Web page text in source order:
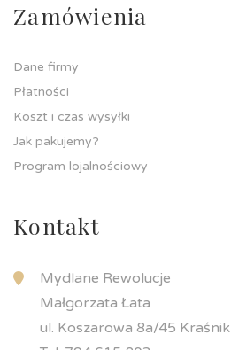
Zamówienia
Dane firmy
Płatności
Koszt i czas wysyłki
Jak pakujemy?
Program lojalnościowy
Kontakt
Mydlane Rewolucje
Małgorzata Łata
ul. Koszarowa 8a/45 Kraśnik